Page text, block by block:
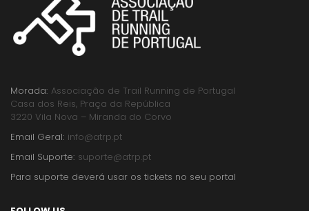
Morada: Associação de Trail Running de Portugal
Casa dos Reis, Praça da República
3220 Vila Nova – Miranda do Corvo
Email Geral: info@atrp.pt
Email Suporte: suporte@atrp.pt
Para suporte deverá usar os tickets no seu portal